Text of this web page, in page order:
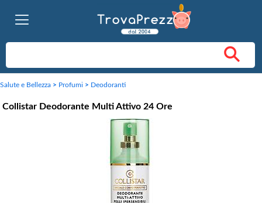
Salute e Bellezza > Profumi > Deodoranti
Collistar Deodorante Multi Attivo 24 Ore